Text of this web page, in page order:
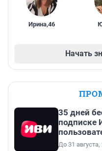
Ирина,46
Начать
35 дней
подписке
До 31 августа,